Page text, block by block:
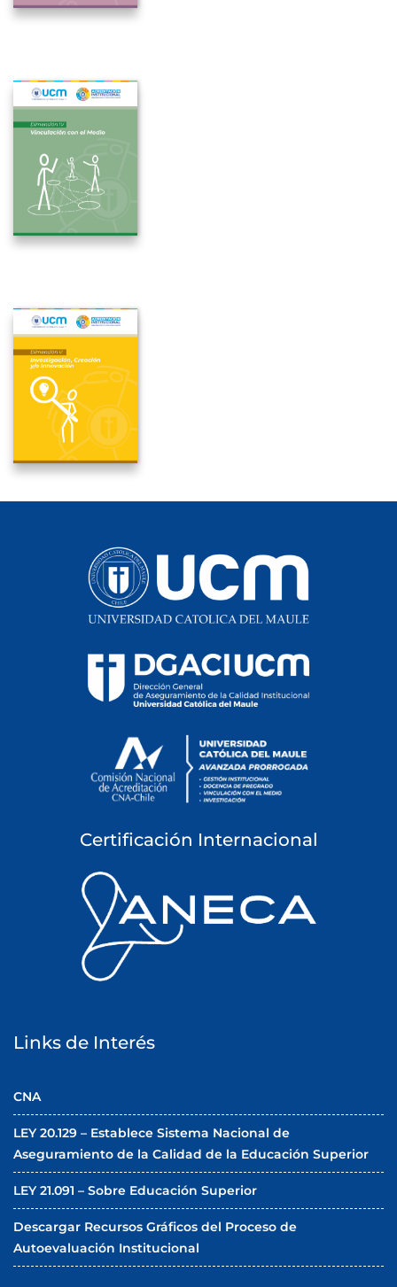
Certificación Internacional
Links de Interés
CNA
LEY 20.129 – Establece Sistema Nacional de
Aseguramiento de la Calidad de la Educación Superior
LEY 21.091 – Sobre Educación Superior
Descargar Recursos Gráficos del Proceso de
Autoevaluación Institucional